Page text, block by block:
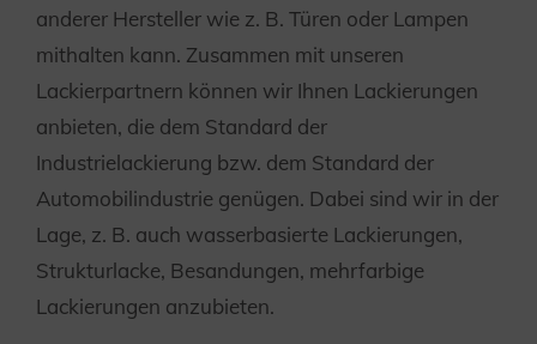
anderer Hersteller wie z. B. Türen oder Lampen
mithalten kann. Zusammen mit unseren
Lackierpartnern können wir Ihnen Lackierungen
anbieten, die dem Standard der
Industrielackierung bzw. dem Standard der
Automobilindustrie genügen. Dabei sind wir in der
Lage, z. B. auch wasserbasierte Lackierungen,
Strukturlacke, Besandungen, mehrfarbige
Lackierungen anzubieten.